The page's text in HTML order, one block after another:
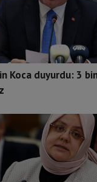
Koca duyurdu: 3